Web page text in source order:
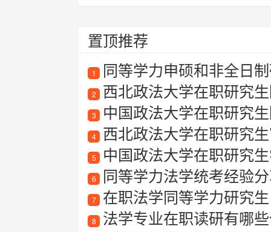
置顶推荐
1 同等学力申硕和非全日
2 西北政法大学在职研究
3 中国政法大学在职研究
4 西北政法大学在职研究
5 中国政法大学在职研究
6 同等学力法学统考经验
7 在职法学同等学力研究生
8 法学专业在职读研有哪